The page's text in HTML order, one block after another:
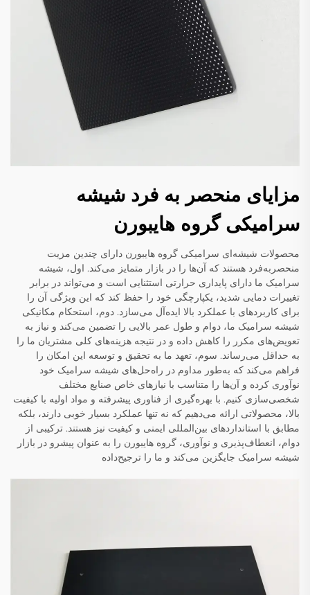
مزایای منحصر به فرد شیشه
سرامیکی گروه هایبورن
محصولات شیشه‌ای سرامیکی گروه هایبورن دارای چندین مزیت
منحصربه‌فرد هستند که آن‌ها را در بازار متمایز می‌کند. اول، شیشه
سرامیک ما دارای پایداری حرارتی استثنایی است و می‌تواند در برابر
تغییرات دمایی شدید، یکپارچگی خود را حفظ کند که این ویژگی آن را
برای کاربردهای با عملکرد بالا ایده‌آل می‌سازد. دوم، استحکام مکانیکی
شیشه سرامیک ما، دوام و طول عمر بالایی را تضمین می‌کند و نیاز به
تعویض‌های مکرر را کاهش داده و در نتیجه هزینه‌های کلی مشتریان ما را
به حداقل می‌رساند. سوم، تعهد ما به تحقیق و توسعه این امکان را
فراهم می‌کند که به‌طور مداوم در راه‌حل‌های شیشه سرامیک خود
نوآوری کرده و آن‌ها را متناسب با نیازهای خاص صنایع مختلف
شخصی‌سازی کنیم. با بهره‌گیری از فناوری پیشرفته و مواد اولیه با کیفیت
بالا، محصولاتی ارائه می‌دهیم که نه تنها عملکرد بسیار خوبی دارند، بلکه
مطابق با استانداردهای بین‌المللی ایمنی و کیفیت نیز هستند. ترکیبی از
دوام، انعطاف‌پذیری و نوآوری، گروه هایبورن را به عنوان پیشرو در بازار
شیشه سرامیک جایگزین می‌کند و ما را ترجیح‌داده